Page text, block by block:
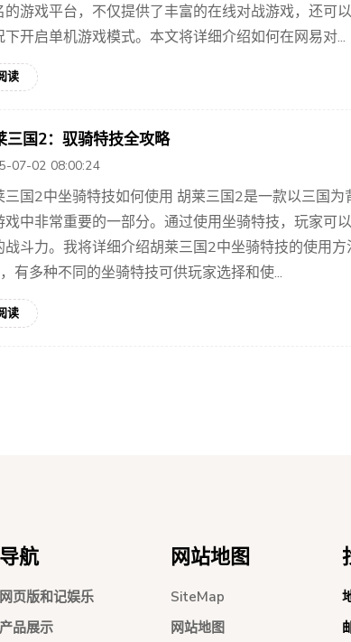
的游戏平台，不仅提供了丰富的在线对战游戏，还可
下开启单机游戏模式。本文将详细介绍如何在网易对...
读
三国2：驭骑特技全攻略
07-02 08:00:24
三国2中坐骑特技如何使用 胡莱三国2是一款以三国
戏中非常重要的一部分。通过使用坐骑特技，玩家可
战斗力。我将详细介绍胡莱三国2中坐骑特技的使用
有多种不同的坐骑特技可供玩家选择和使...
读
导航
网页版和记娱乐
产品展示
网站地图
SiteMap
网站地图